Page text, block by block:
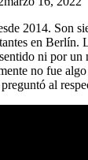
2014. Son
en Berlín.
ni por
no fue
al